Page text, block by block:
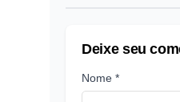
Deixe seu
Nome *